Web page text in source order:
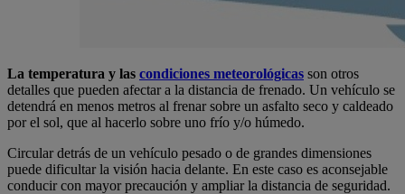
La temperatura y las condiciones meteorológicas son otros
detalles que pueden afectar a la distancia de frenado. Un vehículo se
detendrá en menos metros al frenar sobre un asfalto seco y caldeado
por el sol, que al hacerlo sobre uno frío y/o húmedo.
Circular detrás de un vehículo pesado o de grandes dimensiones
puede dificultar la visión hacia delante. En este caso es aconsejable
conducir con mayor precaución y ampliar la distancia de seguridad.